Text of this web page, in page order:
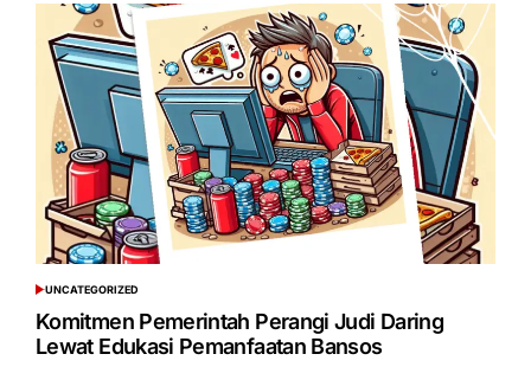
POSTED
IN
UNCATEGORIZED
Komitmen Pemerintah Perangi Judi Daring
Lewat Edukasi Pemanfaatan Bansos